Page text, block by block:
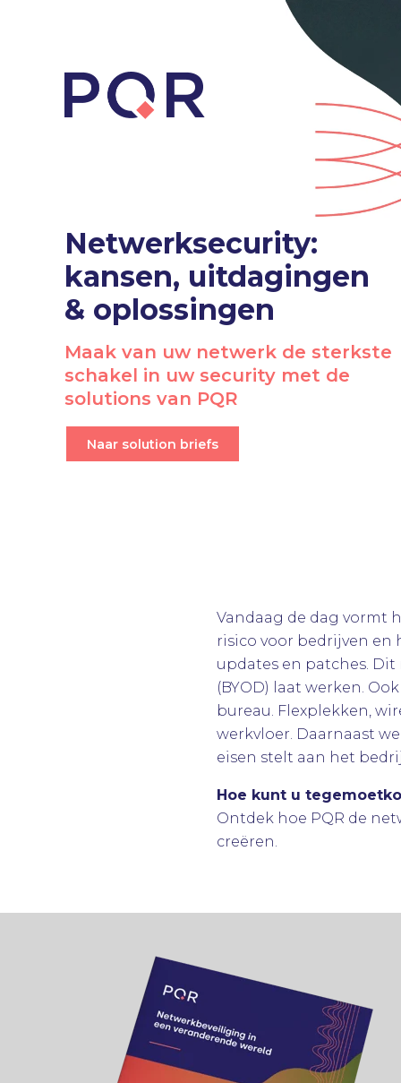
Netwerksecurity:
kansen, uitdagingen
& oplossingen
Maak van uw netwerk de sterkste
schakel in uw security met de
solutions van PQR
Naar solution briefs
Vandaag de dag vormt
risico voor bedrijven
updates en patches.
(BYOD) laat werken.
bureau. Flexplekken,
werkvloer. Daarnaast
eisen stelt aan het
Hoe kunt u
Ontdek hoe PQR de
creëren.